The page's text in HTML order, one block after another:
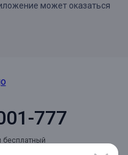
может оказаться
777
бесплатный